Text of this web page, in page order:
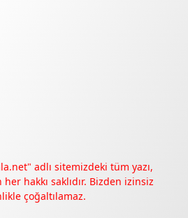
adlı sitemizdeki tüm yazı,
hakkı saklıdır. Bizden izinsiz
çoğaltılamaz.